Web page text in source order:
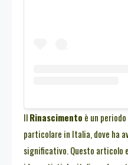
IlRinascimento è un
particolare in Italia, dove ha
significativo. Questo articolo